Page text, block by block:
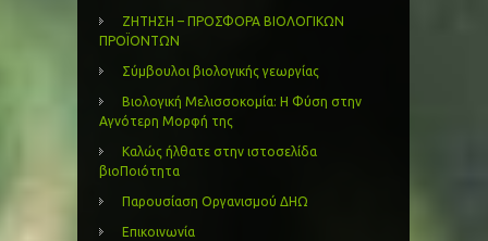
ΖΗΤΗΣΗ – ΠΡΟΣΦΟΡΑ ΒΙΟΛΟΓΙΚΩΝ
ΠΡΟΪΟΝΤΩΝ
Σύμβουλοι βιολογικής γεωργίας
Βιολογική Μελισσοκομία: Η Φύση στην
Αγνότερη Μορφή της
Καλώς ήλθατε στην ιστοσελίδα
βιοΠοιότητα
Παρουσίαση Οργανισμού ΔΗΩ
Επικοινωνία